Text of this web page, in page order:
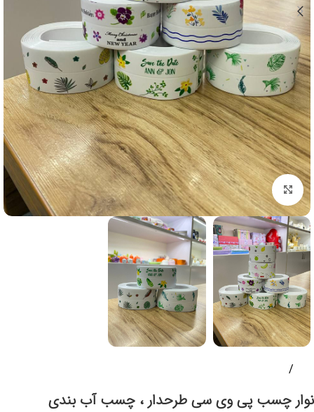
برای بزرگنمایی کلیک کنید
نوار چسب پی وی سی طرحدار ، چسب آب بندی